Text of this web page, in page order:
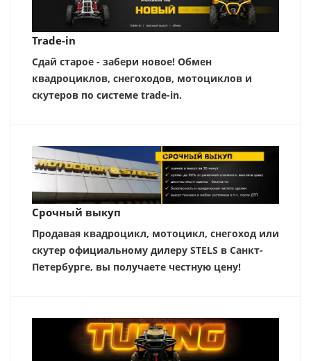
Trade-in
Сдай старое - забери новое! Обмен
квадроциклов, снегоходов, мотоциклов и
скутеров по системе trade-in.
Срочный выкуп
Продавая квадроцикл, мотоцикл, снегоход или
скутер официальному дилеру STELS в Санкт-
Петербурге, вы получаете честную цену!